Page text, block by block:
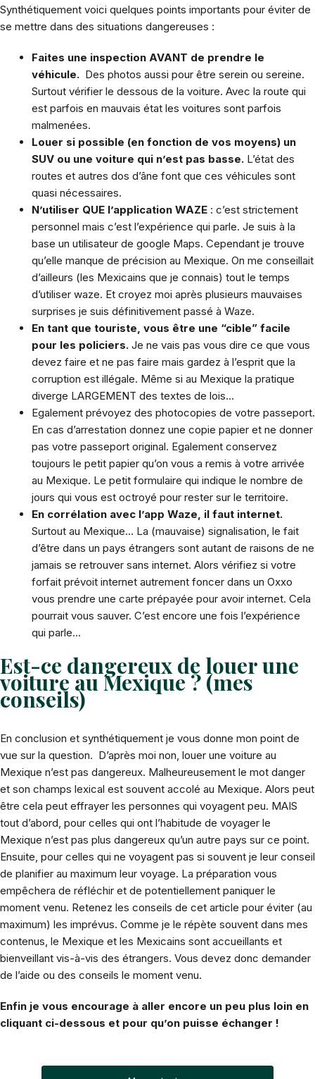
Synthétiquement voici quelques points importants pour éviter de
se mettre dans des situations dangereuses :
Faites une inspection AVANT de prendre le
véhicule. Des photos aussi pour être serein ou sereine.
Surtout vérifier le dessous de la voiture. Avec la route qui
est parfois en mauvais état les voitures sont parfois
malmenées.
Louer si possible (en fonction de vos moyens) un
SUV ou une voiture qui n’est pas basse. L’état des
routes et autres dos d’âne font que ces véhicules sont
quasi nécessaires.
N’utiliser QUE l’application WAZE : c’est strictement
personnel mais c’est l’expérience qui parle. Je suis à la
base un utilisateur de google Maps. Cependant je trouve
qu’elle manque de précision au Mexique. On me conseillait
d’ailleurs (les Mexicains que je connais) tout le temps
d’utiliser waze. Et croyez moi après plusieurs mauvaises
surprises je suis définitivement passé à Waze.
En tant que touriste, vous être une “cible” facile
pour les policiers. Je ne vais pas vous dire ce que vous
devez faire et ne pas faire mais gardez à l’esprit que la
corruption est illégale. Même si au Mexique la pratique
diverge LARGEMENT des textes de lois…
Egalement prévoyez des photocopies de votre passeport.
En cas d’arrestation donnez une copie papier et ne donner
pas votre passeport original. Egalement conservez
toujours le petit papier qu’on vous a remis à votre arrivée
au Mexique. Le petit formulaire qui indique le nombre de
jours qui vous est octroyé pour rester sur le territoire.
En corrélation avec l’app Waze, il faut internet.
Surtout au Mexique… La (mauvaise) signalisation, le fait
d’être dans un pays étrangers sont autant de raisons de ne
jamais se retrouver sans internet. Alors vérifiez si votre
forfait prévoit internet autrement foncer dans un Oxxo
vous prendre une carte prépayée pour avoir internet. Cela
pourrait vous sauver. C’est encore une fois l’expérience
qui parle…
Est-ce dangereux de louer une
voiture au Mexique ? (mes
conseils)
En conclusion et synthétiquement je vous donne mon point de
vue sur la question. D’après moi non, louer une voiture au
Mexique n’est pas dangereux. Malheureusement le mot danger
et son champs lexical est souvent accolé au Mexique. Alors peut
être cela peut effrayer les personnes qui voyagent peu. MAIS
tout d’abord, pour celles qui ont l’habitude de voyager le
Mexique n’est pas plus dangereux qu’un autre pays sur ce point.
Ensuite, pour celles qui ne voyagent pas si souvent je leur conseil
de planifier au maximum leur voyage. La préparation vous
empêchera de réfléchir et de potentiellement paniquer le
moment venu. Retenez les conseils de cet article pour éviter (au
maximum) les imprévus. Comme je le répète souvent dans mes
contenus, le Mexique et les Mexicains sont accueillants et
bienveillant vis-à-vis des étrangers. Vous devez donc demander
de l’aide ou des conseils le moment venu.
Enfin je vous encourage à aller encore un peu plus loin en
cliquant ci-dessous et pour qu’on puisse échanger !